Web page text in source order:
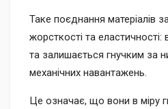
Таке поєднання матеріалів
жорсткості та еластичності:
та залишається гнучким за
механічних навантажень.
Це означає, що вони в міру